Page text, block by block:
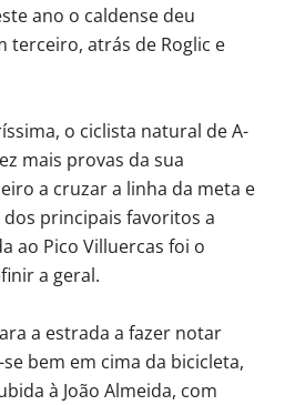
ano o caldense deu
terceiro, atrás de Roglic e
o ciclista natural de A-
mais provas da sua
a cruzar a linha da meta e
principais favoritos a
ao Pico Villuercas foi o
a geral.
a estrada a fazer notar
bem em cima da bicicleta,
à João Almeida, com